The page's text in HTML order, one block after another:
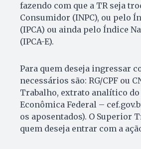
fazendo com que a TR seja
Consumidor (INPC), ou pelo
(IPCA) ou ainda pelo Índice
(IPCA-E).
Para quem deseja ingressar
necessários são: RG/CPF ou
Trabalho, extrato analítico do
Econômica Federal –
os aposentados). O Superior
quem deseja entrar com a